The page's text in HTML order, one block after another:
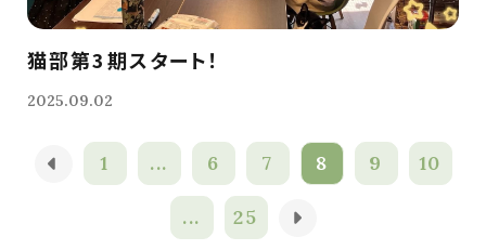
猫部第3期スタート！
2025.09.02
1 ... 6 7 8 9 10
... 25